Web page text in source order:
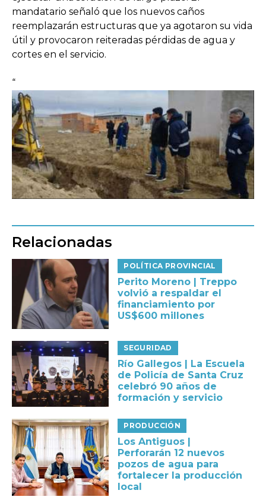
mandatario señaló que los nuevos caños
reemplazarán estructuras que ya agotaron su vida
útil y provocaron reiteradas pérdidas de agua y
cortes en el servicio.
“
Relacionadas
POLÍTICA PROVINCIAL
Perito Moreno | Treppo
volvió a respaldar el
financiamiento por
US$600 millones
SEGURIDAD
Río Gallegos | La Escuela
de Policía de Santa Cruz
celebró 90 años de
formación y servicio
PRODUCCIÓN
Los Antiguos |
Perforarán 12 nuevos
pozos de agua para
fortalecer la producción
local